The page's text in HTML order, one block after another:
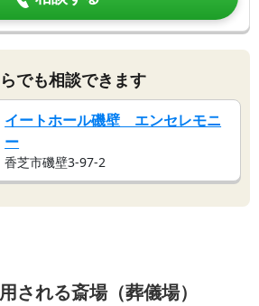
でも相談できます
イートホール磯壁 エンセレモニ
ー
香芝市磯壁3-97-2
される斎場（葬儀場）